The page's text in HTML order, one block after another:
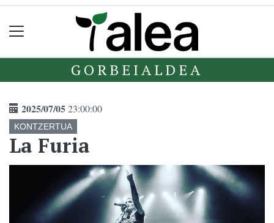
GORBEIALDEA
2025/07/0523:00:00
KONTZERTUA
La Furia